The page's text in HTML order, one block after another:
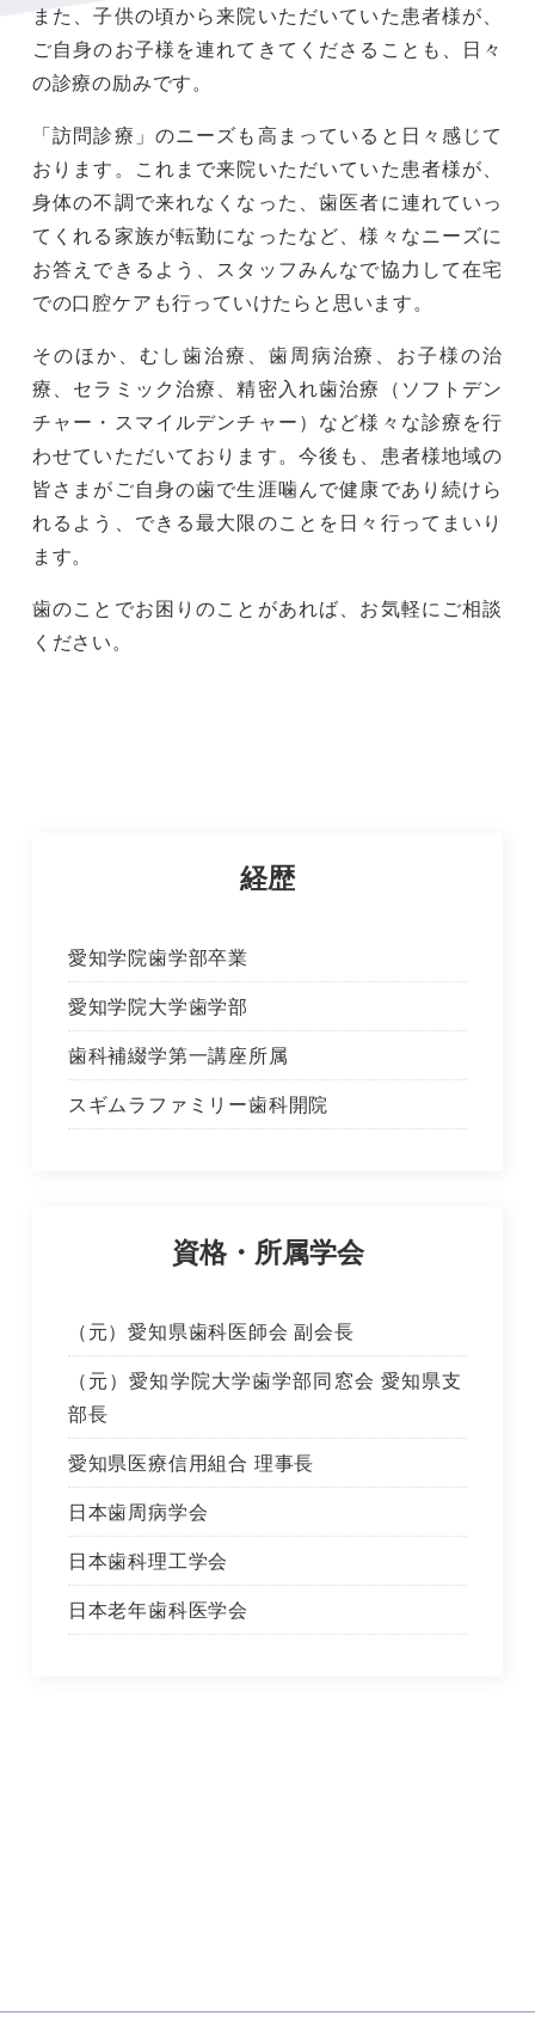
また、子供の頃から来院いただいていた患者様が、
ご自身のお子様を連れてきてくださることも、日々
の診療の励みです。
「訪問診療」のニーズも高まっていると日々感じて
おります。これまで来院いただいていた患者様が、
身体の不調で来れなくなった、歯医者に連れていっ
てくれる家族が転勤になったなど、様々なニーズに
お答えできるよう、スタッフみんなで協力して在宅
での口腔ケアも行っていけたらと思います。
そのほか、むし歯治療、歯周病治療、お子様の治
療、セラミック治療、精密入れ歯治療（ソフトデン
チャー・スマイルデンチャー）など様々な診療を行
わせていただいております。今後も、患者様地域の
皆さまがご自身の歯で生涯噛んで健康であり続けら
れるよう、できる最大限のことを日々行ってまいり
ます。
歯のことでお困りのことがあれば、お気軽にご相談
ください。
経歴
愛知学院歯学部卒業
愛知学院大学歯学部
歯科補綴学第一講座所属
スギムラファミリー歯科開院
資格・所属学会
（元）愛知県歯科医師会 副会長
（元）愛知学院大学歯学部同窓会 愛知県支
部長
愛知県医療信用組合 理事長
日本歯周病学会
日本歯科理工学会
日本老年歯科医学会